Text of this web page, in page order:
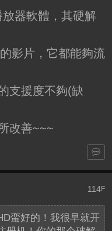
器軟體，其硬解
影片，它都能夠流
支援度不夠(缺
改善~~~
114F
蛮好的！我很早就开